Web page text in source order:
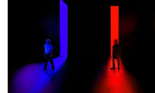
Văn hóa
Sân khấu - Điện ảnh
Giải trí